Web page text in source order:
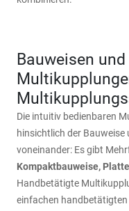
Bauweisen
Die intuitiv bedienbaren
hinsichtlich der
voneinander: Es gibt
Kompaktbauweise,
Handbetätigte
einfachen